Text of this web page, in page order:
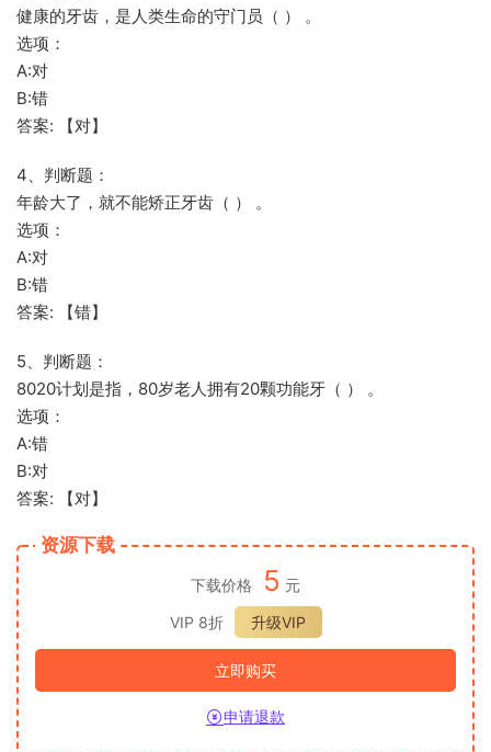
健康的牙齿，是人类生命的守门员（ ） 。
选项：
A:对
B:错
答案: 【对】
4、判断题：
年龄大了，就不能矫正牙齿（ ） 。
选项：
A:对
B:错
答案: 【错】
5、判断题：
8020计划是指，80岁老人拥有20颗功能牙（ ） 。
选项：
A:错
B:对
答案: 【对】
资源下载
下载价格 5 元
VIP 8折
升级VIP
立即购买
申请退款